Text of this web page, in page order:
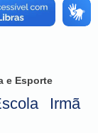
e Esporte
Irmã